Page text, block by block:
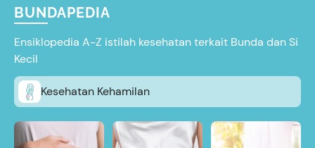
BUNDAPEDIA
Ensiklopedia A-Z istilah kesehatan terkait Bunda dan Si
Kecil
Kesehatan Kehamilan